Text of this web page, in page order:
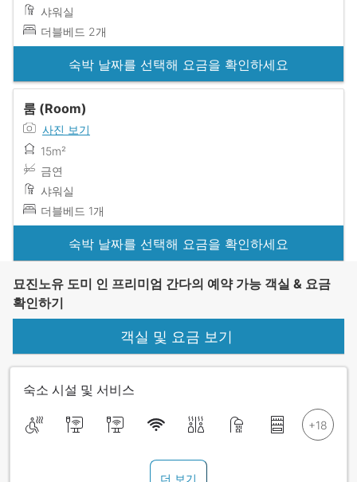
샤워실
더블베드 2개
숙박 날짜를 선택해 요금을 확인하세요
룸 (Room)
사진 보기
15m²
금연
샤워실
더블베드 1개
숙박 날짜를 선택해 요금을 확인하세요
묘진노유 도미 인 프리미엄 간다의 예약 가능 객실 & 요금
확인하기
객실 및 요금 보기
숙소 시설 및 서비스
더 보기